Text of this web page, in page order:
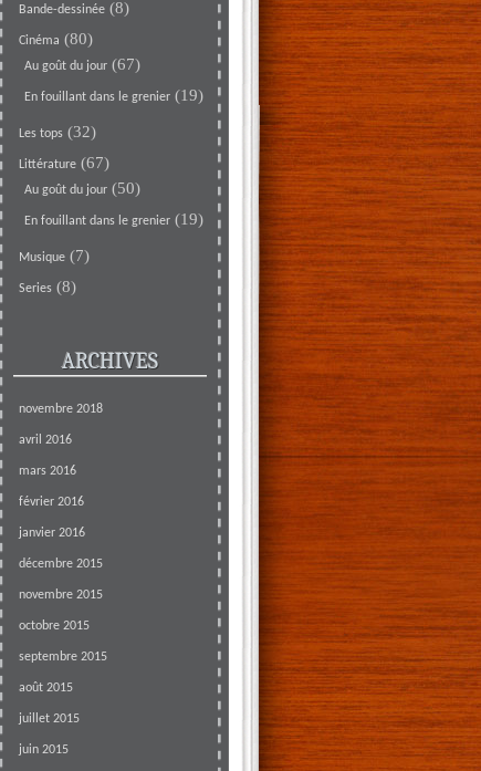
Bande-dessinée(8)
Cinéma (80)
Au goût du jour(67)
En fouillant dans le grenier(19)
Les tops(32)
Littérature(67)
Au goût du jour(50)
En fouillant dans le grenier(19)
Musique(7)
Series(8)
ARCHIVES
novembre 2018
avril 2016
mars 2016
février 2016
janvier 2016
décembre 2015
novembre 2015
octobre 2015
septembre 2015
août 2015
juillet 2015
juin 2015